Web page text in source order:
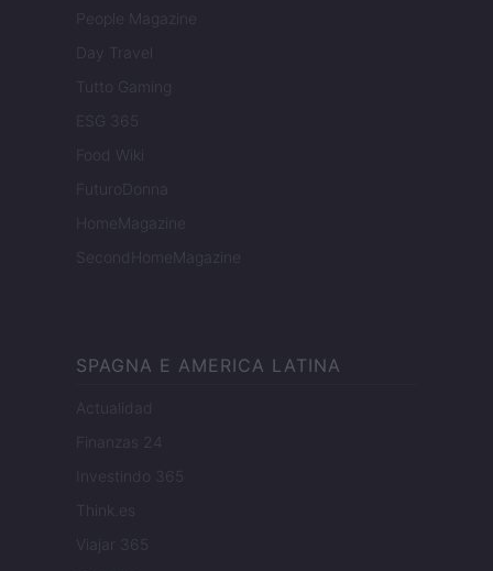
People Magazine
Day Travel
Tutto Gaming
ESG 365
Food Wiki
FuturoDonna
HomeMagazine
SecondHomeMagazine
SPAGNA E AMERICA LATINA
Actualidad
Finanzas 24
Investindo 365
Think.es
Viajar 365